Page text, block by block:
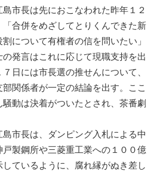
市長は先におこなわれた昨年１２
「合併をめざしてとりくんできた新
について有権者の信を問いたい」
発言はこれに応じて現職支持を出
日には市長選の推せんについて、
関係者が一定の結論を出す。ここ
動は決着がついたとされ、茶番劇
市長は、ダンピング入札による中
製鋼所や三菱重工業への１００億
ているように、腐れ縁がぬき差し